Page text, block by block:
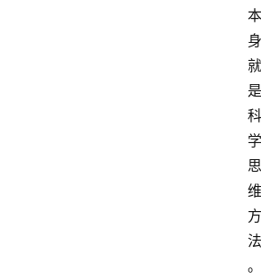
本
身
就
是
科
学
思
维
方
法
。